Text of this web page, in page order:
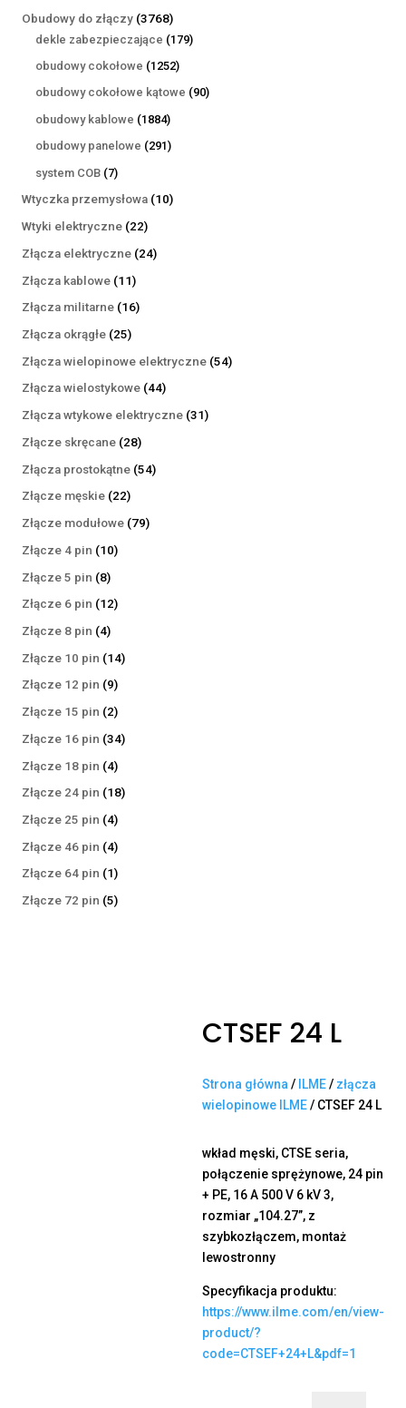
produktów
Obudowy do złączy 37683768
produktów
dekle zabezpieczające 179179
obudowy cokołowe 12521252
produkty
obudowy cokołowe kątowe 9090
obudowy kablowe 18841884
produkty
obudowy panelowe 291291
system COB 77
produktów
Wtyczka przemysłowa 1010
Wtyki elektryczne 2222
produkty
Złącza elektryczne 2424
Złącza kablowe 1111
produktów
Złącza militarne 1616
Złącza okrągłe 2525
produktów
Złącza wielopinowe elektryczne 5454
Złącza wielostykowe 4444
produkty
Złącza wtykowe elektryczne 3131
Złącze skręcane 2828
produktów
Złącza prostokątne 5454
Złącze męskie 2222
produkty
Złącze modułowe 7979
Złącze 4 pin 1010
Złącze 5 pin 88
produktów
Złącze 6 pin 1212
Złącze 8 pin 44
produkty
Złącze 10 pin 1414
Złącze 12 pin 99
produktów
Złącze 15 pin 22
produkty
Złącze 16 pin 3434
Złącze 18 pin 44
produkty
Złącze 24 pin 1818
Złącze 25 pin 44
produkty
Złącze 46 pin 44
produkty
Złącze 64 pin 11
produkt
Złącze 72 pin 55
CTSEF 24 L
Strona główna / ILME/ złącza
wielopinowe ILME/ CTSEF 24 L
wkład męski, CTSE seria,
połączenie sprężynowe, 24 pin
+ PE, 16 A 500 V 6 kV 3,
rozmiar „104.27”, z
szybkozłączem, montaż
lewostronny
Specyfikacja produktu:
https://www.ilme.com/en/view-
product/?
code=CTSEF+24+L&pdf=1